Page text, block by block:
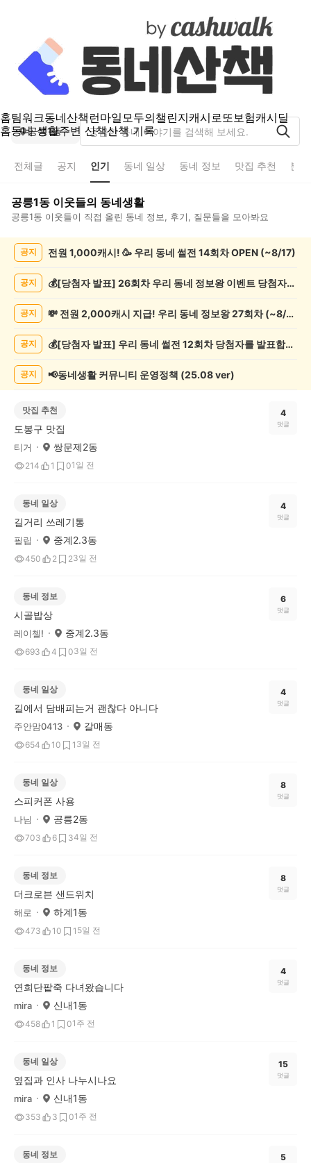
홈팀워크동네산책런마일모두의챌린지캐시로또보험캐시딜
홈동네 생활주변 산책산책 기록
공릉1동
전체글 공지 인기 동네 일상 동네 정보 맛집 추천 분
공릉1동 이웃들의 동네생활
공릉1동 이웃들이 직접 올린 동네 정보, 후기, 질문들을 모아봐요
록
공지 전원 1,000캐시! 🥳 우리 동네 썰전 14회차 OPEN (~8/17)
공지 💰[당첨자 발표] 26회차 우리 동네 정보왕 이벤트 당첨자를 발표합니다!
공지 💸 전원 2,000캐시 지급! 우리 동네 정보왕 27회차 (~8/10)
공지 💰[당첨자 발표] 우리 동네 썰전 12회차 당첨자를 발표합니다!
공지 📢동네생활 커뮤니티 운영정책 (25.08 ver)
맛집 추천
도봉구 맛집
티거 쌍문제2동
214 1 01일 전
4
댓글
동네 일상
길거리 쓰레기통
필립 중계2.3동
450 2 23일 전
4
댓글
동네 정보
시골밥상
레이첼! 중계2.3동
693 4 03일 전
6
댓글
동네 일상
길에서 담배피는거 괜찮다 아니다
주안맘0413 갈매동
654 10 1 3일 전
4
댓글
동네 일상
스피커폰 사용
나님 공릉2동
703 6 34일 전
8
댓글
동네 정보
더크로븐 샌드위치
해로 하계1동
473 10 1 5일 전
8
댓글
동네 정보
연희단팥죽 다녀왔습니다
mira 신내1동
458 1 01주 전
4
댓글
동네 일상
옆집과 인사 나누시나요
mira 신내1동
353 3 01주 전
15
댓글
동네 정보 5